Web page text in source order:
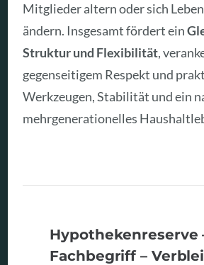
Mitglieder altern oder sich
ändern. Insgesamt fördert ein
Struktur und Flexibilität,
gegenseitigem Respekt und
Werkzeugen, Stabilität und ein
mehrgenerationelles
Hypothekenreserve
Fachbegriff –